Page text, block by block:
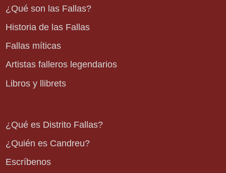
¿Qué son las Fallas?
Historia de las Fallas
Fallas míticas
Artistas falleros legendarios
Libros y llibrets
¿Qué es Distrito Fallas?
¿Quién es Candreu?
Escríbenos